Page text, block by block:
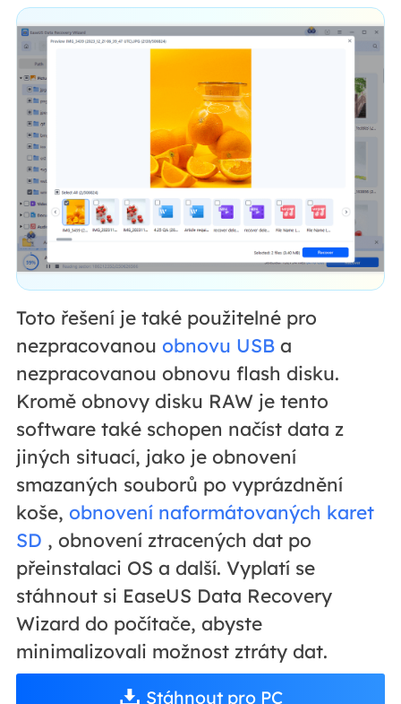
Toto řešení je také použitelné pro
nezpracovanou obnovu USBa
nezpracovanou obnovu flash disku.
Kromě obnovy disku RAW je tento
software také schopen načíst data z
jiných situací, jako je obnovení
smazaných souborů po vyprázdnění
koše, obnovení naformátovaných karet
SD , obnovení ztracených dat po
přeinstalaci OS a další. Vyplatí se
stáhnout si EaseUS Data Recovery
Wizard do počítače, abyste
minimalizovali možnost ztráty dat.
Stáhnout pro PC